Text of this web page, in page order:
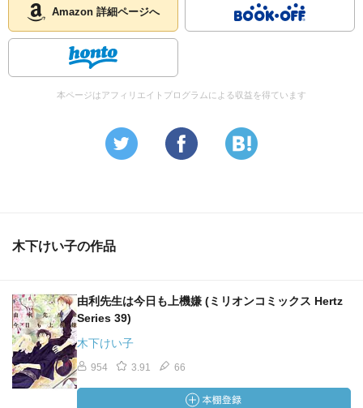
Amazon 詳細ページへ
本ページはアフィリエイトプログラムによる収益を得ています
木下けい子の作品
由利先生は今日も上機嫌 (ミリオンコミックス Hertz
Series 39)
木下けい子
954 3.91 66